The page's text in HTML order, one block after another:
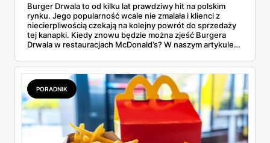
Burger Drwala to od kilku lat prawdziwy hit na polskim
rynku. Jego popularność wcale nie zmalała i klienci z
niecierpliwością czekają na kolejny powrót do sprzedaży
tej kanapki. Kiedy znowu będzie można zjeść Burgera
Drwala w restauracjach McDonald’s? W naszym artykule
PORADNIK